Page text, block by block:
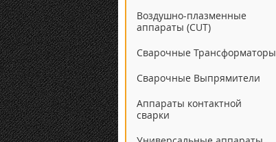
Воздушно-плазменные
аппараты (CUT)
Сварочные Трансформаторы
Сварочные Выпрямители
Аппараты контактной
сварки